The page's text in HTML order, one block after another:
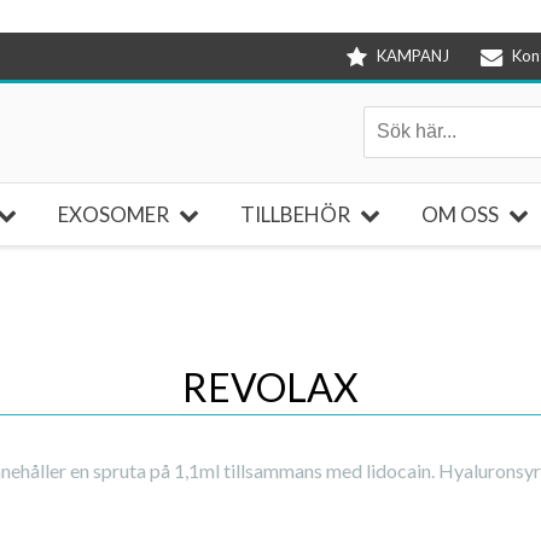
KAMPANJ
EXOSOMER TILLBEHÖR OM OSS
REVOLAX
en spruta på 1,1ml tillsammans med lidocain.